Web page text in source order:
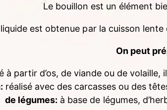
Le bouillon est un élément
est obtenue par la cuisson lente
On peut
à partir d’os, de viande ou de
réalisé avec des carcasses ou des
de légumes: à base de légumes,